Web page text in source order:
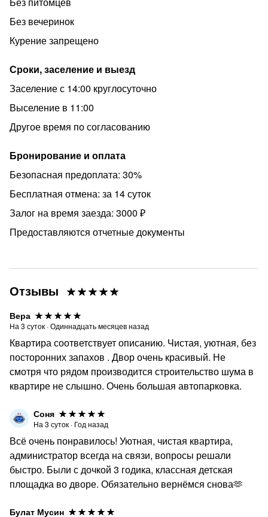
Без вечеринок
Курение запрещено
Сроки, заселение и выезд
Заселение с 14:00 круглосуточно
Выселение в 11:00
Другое время по согласованию
Бронирование и оплата
Безопасная предоплата: 30%
Бесплатная отмена: за 14 суток
Залог на время заезда: 3000 ₽
Предоставляются отчетные документы
Отзывы
Вера
На 3 суток ·Одиннадцать месяцев назад
Квартира соответствует описанию. Чистая, уютная, без
посторонних запахов . Двор очень красивый. Не
смотря что рядом производится строительство шума в
квартире не слышно. Очень большая автопарковка.
Соня
На 3 суток · Год назад
Всё очень понравилось! Уютная, чистая квартира,
администратор всегда на связи, вопросы решали
быстро. Были с дочкой 3 годика, классная детская
площадка во дворе. Обязательно вернёмся снова🫶
Булат Мусин